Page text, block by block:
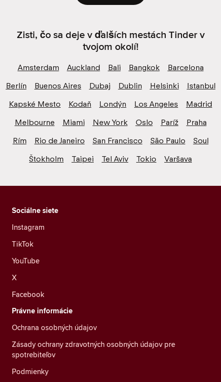
Zisti, čo sa deje v ďalších mestách Tinder v
tvojom okolí!
Amsterdam Auckland Bali Bangkok
Barcelona
Berlín
Buenos Aires Dubaj Dublin Helsinki
Istanbul
Kapské Mesto
Kodaň Londýn Los Angeles
Madrid
Melbourne
Miami New York Oslo Paríž
Praha
Rím
Rio de Janeiro San Francisco São Paulo
Soul
Štokholm
Taipei Tel Aviv Tokio Varšava
Sociálne siete
Instagram
TikTok
YouTube
X
Facebook
Právne informácie
Ochrana osobných údajov
Zásady ochrany zdravotných osobných údajov pre
spotrebiteľov
Podmienky